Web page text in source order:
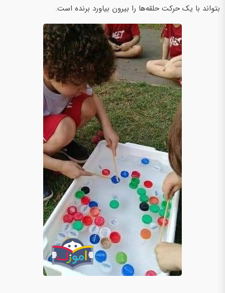
بتواند با یک حرکت حلقه‌ها را بیرون بیاورد برنده است.